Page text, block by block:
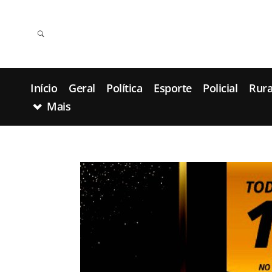
Início Geral Política Esporte Policial
Mais